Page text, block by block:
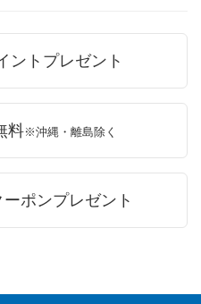
ントプレゼント
料※沖縄・離島除く
ポンプレゼント